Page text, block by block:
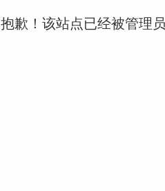
抱歉！该站点已经被管理